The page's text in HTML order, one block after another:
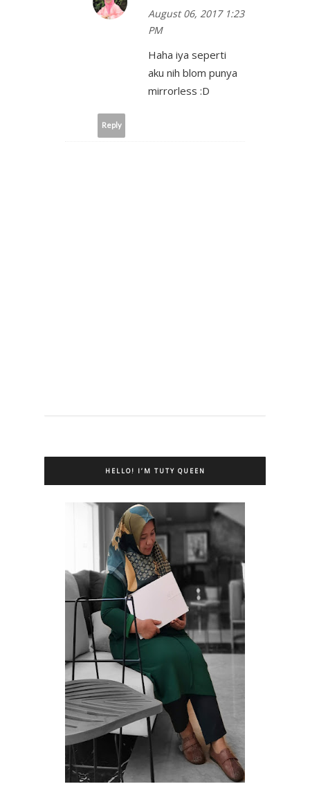
August 06, 2017 1:23
PM
Haha iya seperti
aku nih blom punya
mirrorless :D
Reply
HELLO! I’M TUTY QUEEN